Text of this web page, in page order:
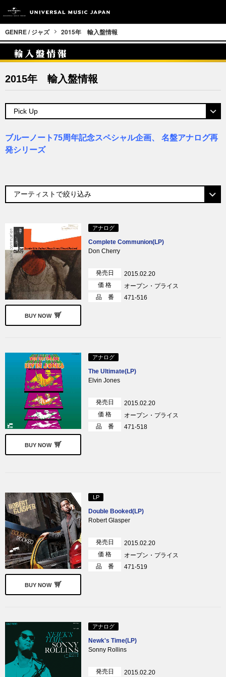
GENRE / ジャズ 2015年 輸入盤情報
2015年 輸入盤情報
ブルーノート75周年記念スペシャル企画、 名盤アナログ再
発シリーズ
BUY NOW
アナログ
Complete Communion(LP)
Don Cherry
発売日
2015.02.20
価 格
オープン・プライス
品 番
471-516
BUY NOW
アナログ
The Ultimate(LP)
Elvin Jones
発売日
2015.02.20
価 格
オープン・プライス
品 番
471-518
BUY NOW
LP
Double Booked(LP)
Robert Glasper
発売日
2015.02.20
価 格
オープン・プライス
品 番
471-519
アナログ
Newk's Time(LP)
Sonny Rollins
発売日
2015.02.20